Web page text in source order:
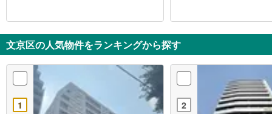
文京区の人気物件をランキングから探す
1 2